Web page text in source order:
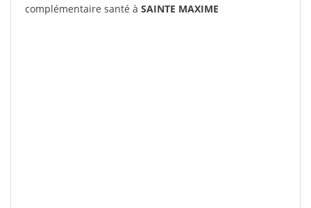
complémentaire santé à SAINTE MAXIME